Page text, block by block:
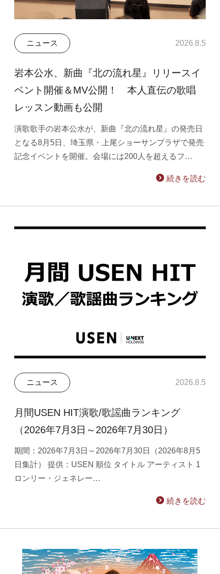
ニュース 2026.8.5
岩本公水、新曲『北の流れ星』リリースイ
ベント開催＆MV公開！ 本人直伝の歌唱
レッスン動画も公開
演歌歌手の岩本公水が、新曲『北の流れ星』の発売日
となる8月5日、埼玉県・上尾ショーサンプラザで発売
記念イベントを開催。会場には200人を超えるフ…
続きを読む
ニュース 2026.8.5
月間USEN HIT演歌/歌謡曲ランキング
（2026年7月3日～2026年7月30日）
期間：2026年7月3日～2026年7月30日（2026年8月5
日集計） 提供：USEN 順位 タイトル アーティスト 1
ロンリー・ジェネレー…
続きを読む